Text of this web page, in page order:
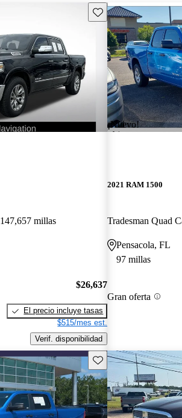
Guarda este Aviso
147,657 millas
$26,637
El precio incluye tasas
$515/mes est.
Verif. disponibilidad
¡Nuevo!
2021 RAM 1500
Tradesman Quad
Pensacola, FL
97 millas
Gran oferta
Guarda este Aviso